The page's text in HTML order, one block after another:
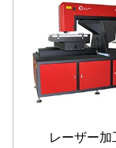
レーザー加